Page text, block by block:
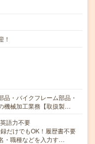
！
・バイクフレーム部品・
機械加工業務【取扱製…
語力不要
だけでもOK！履歴書不要
・職種などを入力す…